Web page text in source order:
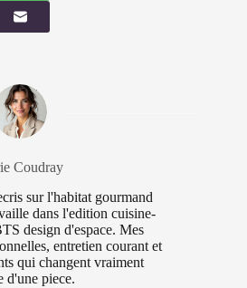
Coudray
sur l'habitat gourmand
dans l'edition cuisine-
design d'espace. Mes
entretien courant et
qui changent vraiment
d'une piece.